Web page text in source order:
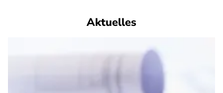
Aktuelles